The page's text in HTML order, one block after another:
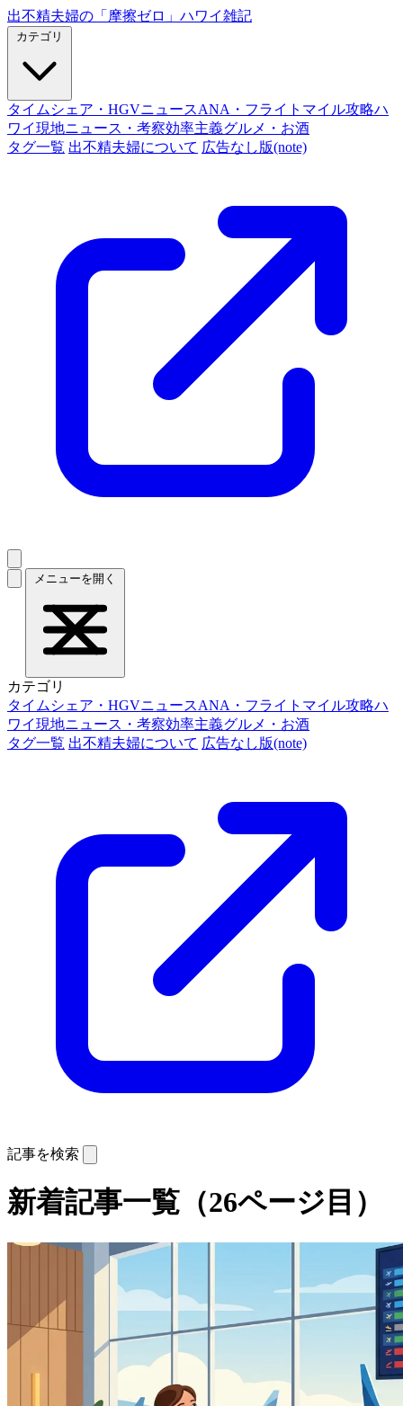
出不精夫婦の 「摩擦ゼロ」 ハワイ雑記
タイムシェア・HGVニュースANA・フライトマイル攻略ハ
ワイ現地ニュース・考察効率主義グルメ・お酒
タグ一覧 出不精夫婦について 広告なし版(note)
メニューを開く
カテゴリ
タイムシェア・HGVニュースANA・フライトマイル攻略ハ
ワイ現地ニュース・考察効率主義グルメ・お酒
タグ一覧 出不精夫婦について 広告なし版(note)
記事を検索
新着記事一覧（26ページ目）